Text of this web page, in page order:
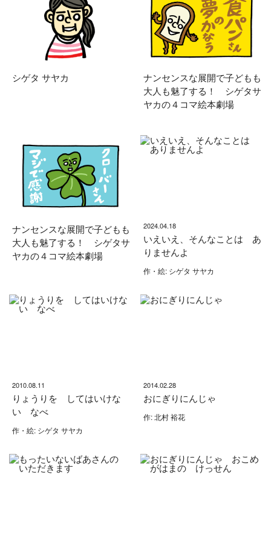
シゲタ サヤカ
ナンセンスな展開で子どもも
大人も魅了する！ シゲタサ
ヤカの４コマ絵本劇場
ナンセンスな展開で子どもも
大人も魅了する！ シゲタサ
ヤカの４コマ絵本劇場
2024.04.18
いえいえ、そんなことは あ
りませんよ
作・絵: シゲタ サヤカ
2010.08.11
りょうりを してはいけな
い なべ
作・絵: シゲタ サヤカ
2014.02.28
おにぎりにんじゃ
作: 北村 裕花